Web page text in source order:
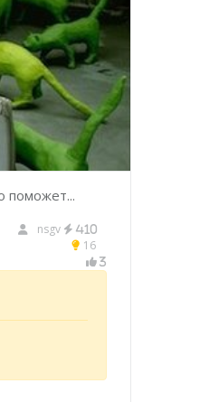
поможет...
nsgv 410
16
3